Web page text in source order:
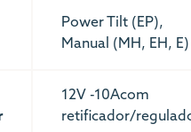
Power Tilt (EP),
Manual (MH, EH, E)
12V -10Acom
retificador/